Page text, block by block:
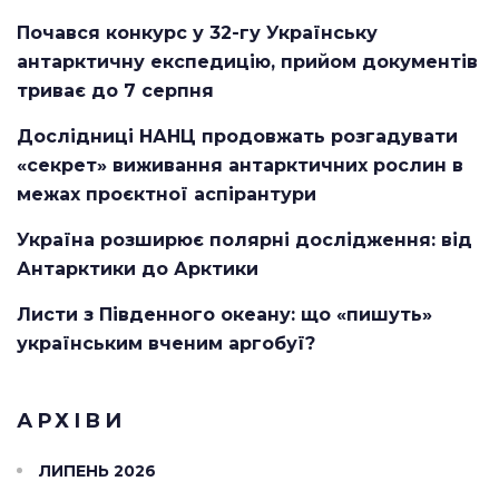
Почався конкурс у 32-гу Українську
антарктичну експедицію, прийом документів
триває до 7 серпня
Дослідниці НАНЦ продовжать розгадувати
«секрет» виживання антарктичних рослин в
межах проєктної аспірантури
Україна розширює полярні дослідження: від
Антарктики до Арктики
Листи з Південного океану: що «пишуть»
українським вченим аргобуї?
АРХІВИ
ЛИПЕНЬ 2026